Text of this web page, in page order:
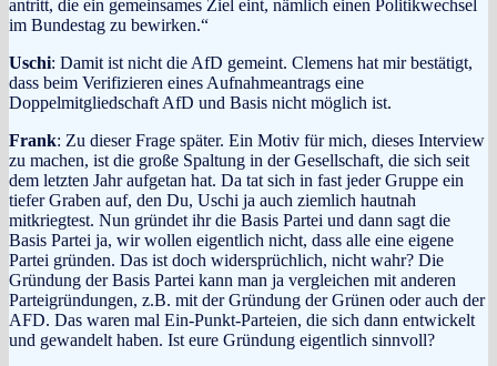
antritt, die ein gemeinsames Ziel eint, nämlich einen Politikwechsel
im Bundestag zu bewirken.“
Uschi: Damit ist nicht die AfD gemeint. Clemens hat mir bestätigt,
dass beim Verifizieren eines Aufnahmeantrags eine
Doppelmitgliedschaft AfD und Basis nicht möglich ist.
Frank: Zu dieser Frage später. Ein Motiv für mich, dieses Interview
zu machen, ist die große Spaltung in der Gesellschaft, die sich seit
dem letzten Jahr aufgetan hat. Da tat sich in fast jeder Gruppe ein
tiefer Graben auf, den Du, Uschi ja auch ziemlich hautnah
mitkriegtest. Nun gründet ihr die Basis Partei und dann sagt die
Basis Partei ja, wir wollen eigentlich nicht, dass alle eine eigene
Partei gründen. Das ist doch widersprüchlich, nicht wahr? Die
Gründung der Basis Partei kann man ja vergleichen mit anderen
Parteigründungen, z.B. mit der Gründung der Grünen oder auch der
AFD. Das waren mal Ein-Punkt-Parteien, die sich dann entwickelt
und gewandelt haben. Ist eure Gründung eigentlich sinnvoll?